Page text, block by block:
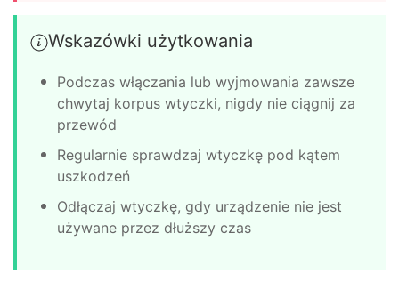
Wskazówki użytkowania
Podczas włączania lub wyjmowania zawsze
chwytaj korpus wtyczki, nigdy nie ciągnij za
przewód
Regularnie sprawdzaj wtyczkę pod kątem
uszkodzeń
Odłączaj wtyczkę, gdy urządzenie nie jest
używane przez dłuższy czas